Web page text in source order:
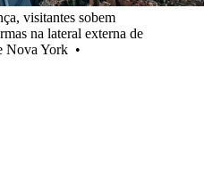
visitantes sobem
na lateral externa de
Nova York •